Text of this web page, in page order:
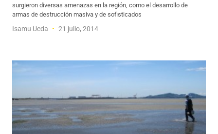
surgieron diversas amenazas en la región, como el desarrollo de
armas de destrucción masiva y de sofisticados
Isamu Ueda 21 julio, 2014